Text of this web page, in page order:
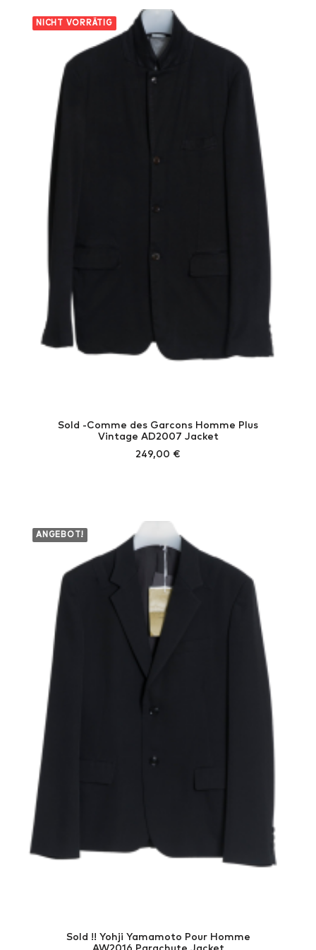
NICHT VORRÄTIG
Sold -Comme des Garcons Homme Plus
Vintage AD2007 Jacket
249,00 €
ANGEBOT!
Sold !! Yohji Yamamoto Pour Homme